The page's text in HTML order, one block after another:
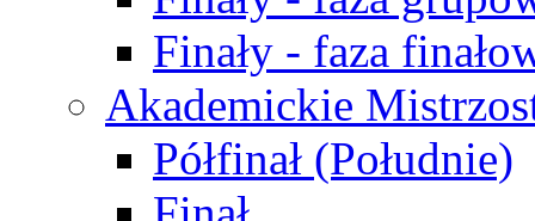
Finały - faza
Akademickie
Półfinał (Południe)